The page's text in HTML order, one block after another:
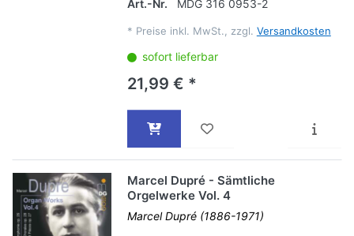
Art.-Nr. MDG 316 0953-2
* Preise inkl. MwSt., zzgl. Versandkosten
sofort lieferbar
21,99 € *
Marcel Dupré - Sämtliche
Orgelwerke Vol. 4
Marcel Dupré (1886-1971)